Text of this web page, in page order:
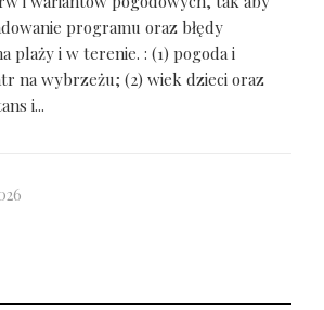
programu oraz błędy
plaży i w terenie. : (1) pogoda i
na wybrzeżu; (2) wiek dzieci oraz
i...